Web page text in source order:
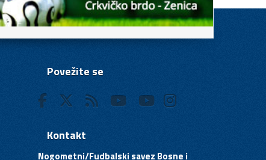
Povežite se
Kontakt
Nogometni/Fudbalski savez Bosne i